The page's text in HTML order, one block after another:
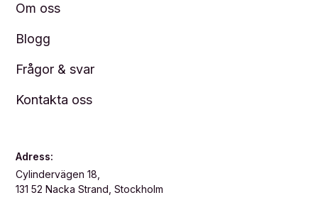
Adress:
Cylindervägen 18,
131 52 Nacka Strand, Stockholm
Om oss
Blogg
Frågor & svar
Kontakta oss